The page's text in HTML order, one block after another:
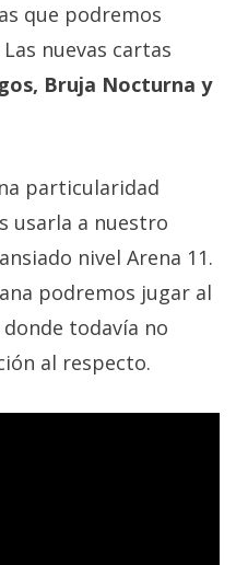
que podremos
nuevas cartas
Bruja Nocturna y
particularidad
usarla a nuestro
nivel Arena 11.
podremos jugar al
donde todavía no
al respecto.